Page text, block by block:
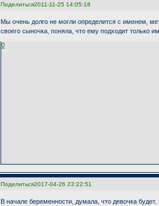
Поделиться2011-11-25 14:05:18
Мы очень долго не могли определится с именем,
своего сыночка, поняла, что ему подходит только
0
Поделиться2017-04-26 23:22:51
В начале беременности, думала, что девочка